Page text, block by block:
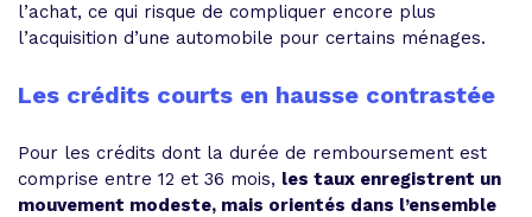
l’achat, ce qui risque de compliquer encore plus
l’acquisition d’une automobile pour certains ménages.
Les crédits courts en hausse contrastée
Pour les crédits dont la durée de remboursement est
comprise entre 12 et 36 mois, les taux enregistrent un
mouvement modeste, mais orientés dans l’ensemble